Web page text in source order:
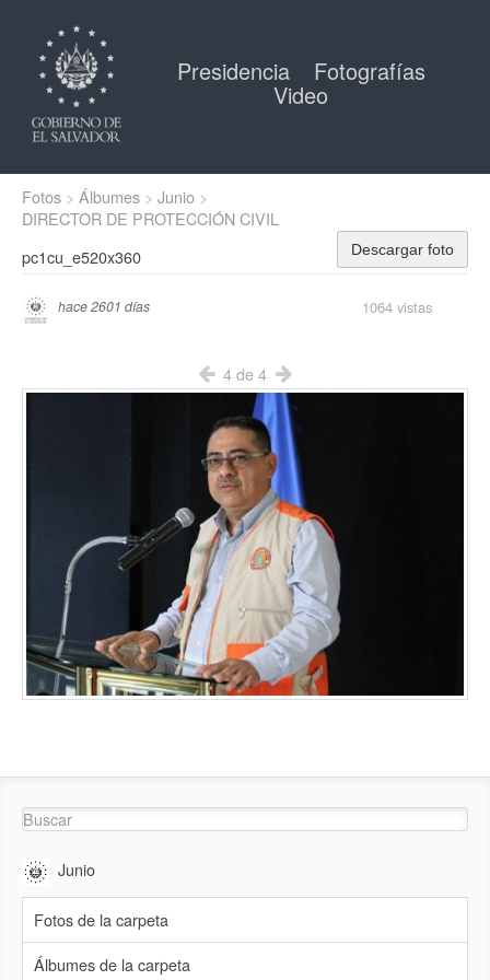
Presidencia Fotografías
Video
Fotos Álbumes
Junio
DIRECTOR DE PROTECCIÓN CIVIL
Descargar foto
pc1cu_e520x360
1064 vistas
hace 2601 días
4 de 4
Junio
Fotos de la carpeta
Álbumes de la carpeta